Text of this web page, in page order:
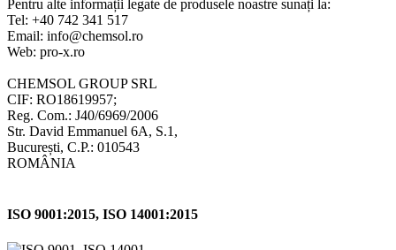
Pentru alte informații legate de produsele noastre sunați la:
Tel: +40 742 341 517
Email: info@chemsol.ro
Web: pro-x.ro
CHEMSOL GROUP SRL
CIF: RO18619957;
Reg. Com.: J40/6969/2006
Str. David Emmanuel 6A, S.1,
București, C.P.: 010543
ROMÂNIA
ISO 9001:2015, ISO 14001:2015